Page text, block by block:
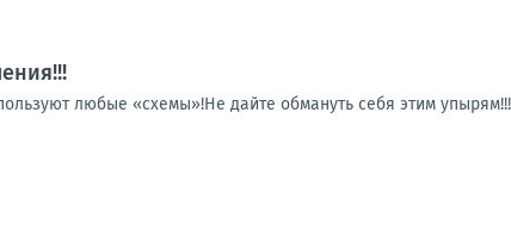
любые «схемы»!Не дайте обмануть себя этим